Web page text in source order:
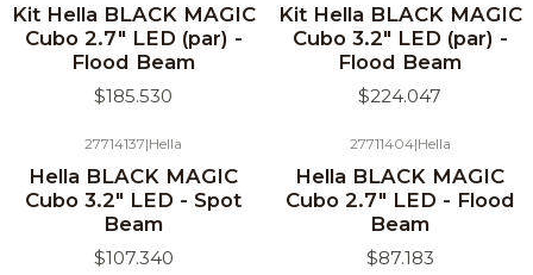
Kit Hella BLACK MAGIC
Cubo 2.7" LED (par) -
Flood Beam
$185.530
Kit Hella BLACK MAGIC
Cubo 3.2" LED (par) -
Flood Beam
$224.047
27714137|Hella
Hella BLACK MAGIC
Cubo 3.2" LED - Spot
Beam
$107.340
27711404|Hella
Hella BLACK MAGIC
Cubo 2.7" LED - Flood
Beam
$87.183